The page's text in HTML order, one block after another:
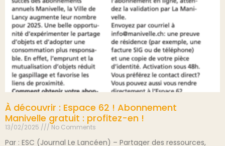
À découvrir : Espace 62 ! Abonnement
Manivelle gratuit : profitez-en !
13/02/2025 No Comments
Par : ESC (Journal Le Lancéen) – Partager des ressources,